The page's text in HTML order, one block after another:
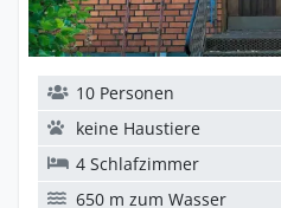
10 Personen
keine Haustiere
4 Schlafzimmer
650 m zum Wasser